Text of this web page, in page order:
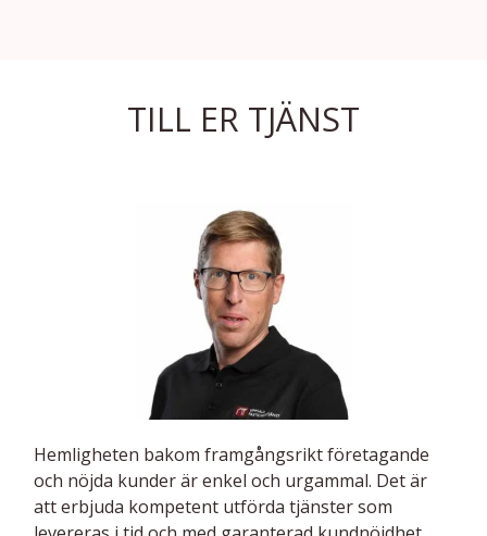
TILL ER TJÄNST
Hemligheten bakom framgångsrikt före­tagande
och nöjda kunder är enkel och urgammal. Det är
att erbjuda kompe­tent utförda tjänster som